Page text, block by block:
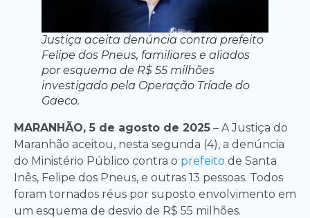
Justiça aceita denúncia contra prefeito
Felipe dos Pneus, familiares e aliados
por esquema de R$ 55 milhões
investigado pela Operação Tríade do
Gaeco.
MARANHÃO, 5 de agosto de 2025 – A Justiça do
Maranhão aceitou, nesta segunda (4), a denúncia
do Ministério Público contra o prefeito de Santa
Inês, Felipe dos Pneus, e outras 13 pessoas. Todos
foram tornados réus por suposto envolvimento em
um esquema de desvio de R$ 55 milhões.